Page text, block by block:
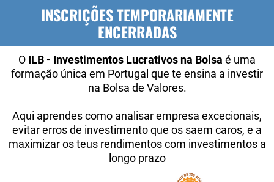
INSCRIÇÕES TEMPORARIAMENTE
ENCERRADAS
O ILB - Investimentos Lucrativos na Bolsa é uma
formação única em Portugal que te ensina a investir
na Bolsa de Valores.
Aqui aprendes como analisar empresa excecionais,
evitar erros de investimento que os saem caros, e a
maximizar os teus rendimentos com investimentos a
longo prazo